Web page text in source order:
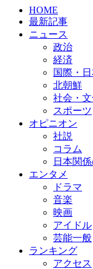
HOME
最新記事
ニュース
政治
経済
国際・
北朝鮮
社会・
スポーツ
オピニオン
社説
コラム
日本関
エンタメ
ドラマ
音楽
映画
アイドル
芸能一般
ランキング
アクセス